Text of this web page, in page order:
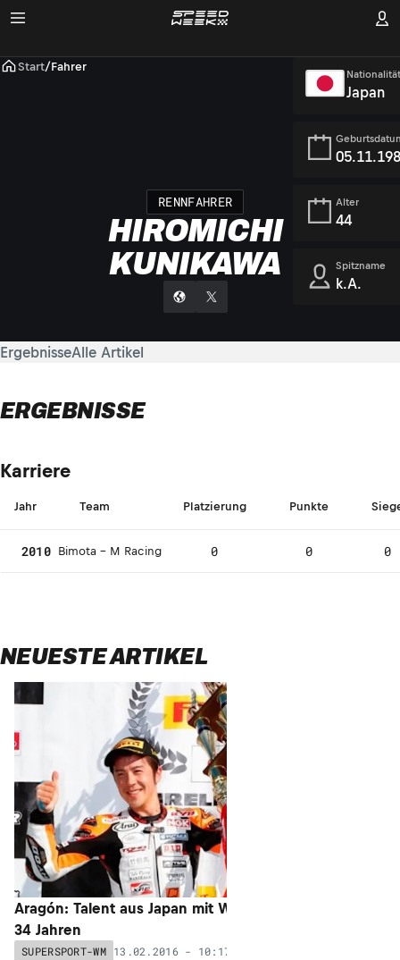
Start/Fahrer
RENNFAHRER
HIROMICHI
KUNIKAWA
Japan
Alter
44
Spitzname
k.A.
ErgebnisseAlle Artikel
ERGEBNISSE
Karriere
Jahr Team Platzierung Punkte
2010 Bimota - M Racing 0 0 0
NEUESTE ARTIKEL
Aragón: Talent aus Japan mit Wildcard – mit
34 Jahren
SUPERSPORT-WM 13.02.2016 - 10:17